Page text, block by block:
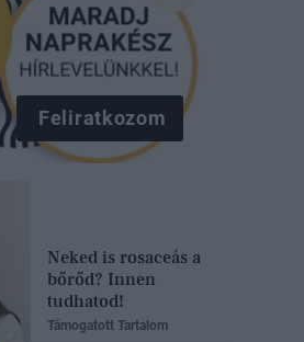
Feliratkozom
Neked is rosaceás a
bőrőd? Innen
tudhatod!
Támogatott Tartalom